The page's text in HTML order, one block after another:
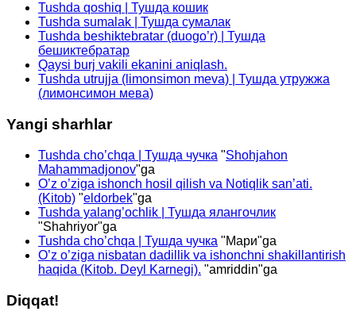
Tushda qoshiq | Тушда кошик
Tushda sumalak | Тушда сумалак
Tushda beshiktebratar (duogo’r) | Тушда
бешиктебратар
Qaysi burj vakili ekanini aniqlash.
Tushda utrujja (limonsimon meva) | Тушда утружжа
(лимонсимон мева)
Yangi sharhlar
Tushda cho’chqa | Тушда чучка "Shohjahon
Mahammadjonov"ga
O’z o’ziga ishonch hosil qilish va Notiqlik san’ati.
(Kitob) "eldorbek"ga
Tushda yalang’ochlik | Тушда ялангочлик
"Shahriyor"ga
Tushda cho’chqa | Тушда чучка "Мари"ga
O’z o’ziga nisbatan dadillik va ishonchni shakillantirish
haqida (Kitob. Deyl Karnegi). "amriddin"ga
Diqqat!